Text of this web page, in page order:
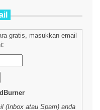
gratis, masukkan email
(Inbox atau Spam) anda